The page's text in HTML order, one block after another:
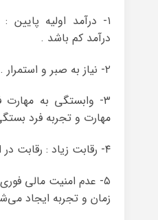
۱- درآمد اولیه
درآمد کم باشد .
۲- نیاز به صبر و استمرار .
۳- وابستگی به مهارت
مهارت و تجربه فرد
۴- رقابت زیاد : رقابت در این بازار بالاست .
۵- عدم امنیت مالی فوری
زمان و تجربه ایجاد